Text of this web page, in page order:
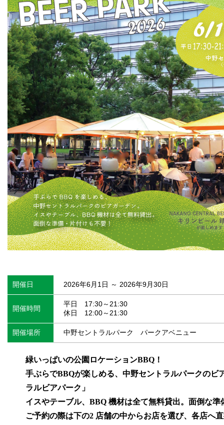
開催日 2026年6月1日 ～ 2026年9月30日
開催時間
平日 17:30～21:30
休日 12:00～21:30
開催場所 中野セントラルパーク パークアベニュー
緑いっぱいの公園ロケーションBBQ！
手ぶらでBBQが楽しめる、中野セントラルパークのビ
ラルビアパーク」
イスやテーブル、BBQ 機材は全て無料貸出。面倒な準
ご予約の際は下の2 店舗の中からお店を選び、各店へ